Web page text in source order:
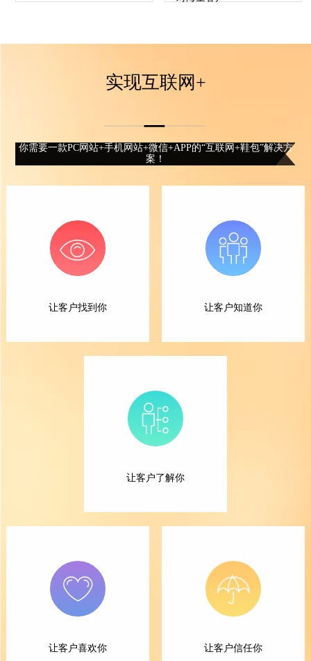
累顾客数据
实现互联网+
你需要一款PC网站+手机网站+微信+APP的“互联网+鞋包”解决方
案！
让客户找到你 让客户知道你
让客户了解你
让客户喜欢你 让客户信任你